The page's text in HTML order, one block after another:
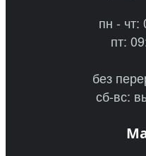
пн - чт:
пт:
без
сб-вс: